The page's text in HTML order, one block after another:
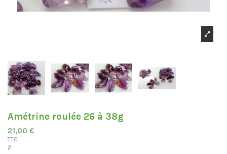
Amétrine roulée 26 à 38g
21,00 €
TTC
2